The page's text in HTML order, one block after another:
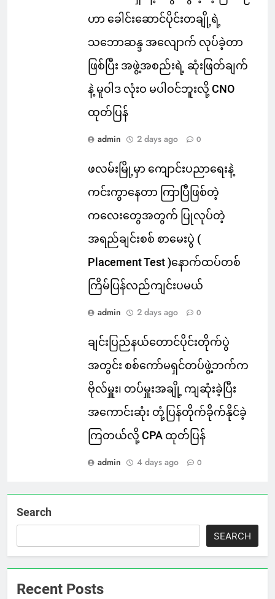
ဟာ ခေါင်းဆောင်ပိုင်းတချို့ရဲ့
သဘောဆန္ဒ အလျောက် လုပ်ခဲ့တာ
ဖြစ်ပြီး အဖွဲ့အစည်းရဲ့ ဆုံးဖြတ်ချက်
နဲ့ မူဝါဒ လုံးဝ မပါဝင်ဘူးလို့ CNO
ထုတ်ပြန်
admin 2 days ago 0
ဖလမ်းမြို့မှာ ကျောင်းပညာရေးနဲ့
ကင်းကွာနေတာ ကြာပြီဖြစ်တဲ့
ကလေးတွေအတွက် ပြုလုပ်တဲ့
အရည်ချင်းစစ် စာမေးပွဲ (
Placement Test )နောက်ထပ်တစ်
ကြိမ်ပြန်လည်ကျင်းပမယ်
admin 2 days ago 0
ချင်းပြည်နယ်တောင်ပိုင်းတိုက်ပွဲ
အတွင်း စစ်ကော်မရှင်တပ်ဖွဲ့ဘက်က
ဗိုလ်မှူး၊ တပ်မှူးအချို့ ကျဆုံးခဲ့ပြီး
အကောင်းဆုံး တုံ့ပြန်တိုက်ခိုက်နိုင်ခဲ့
ကြတယ်လို့ CPA ထုတ်ပြန်
admin 4 days ago 0
Search
SEARCH
Recent Posts